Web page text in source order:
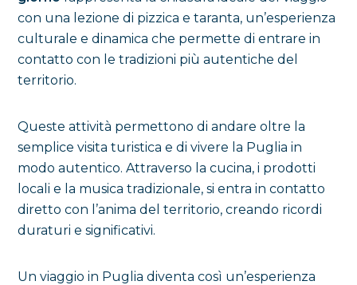
con una lezione di pizzica e taranta, un’esperienza
culturale e dinamica che permette di entrare in
contatto con le tradizioni più autentiche del
territorio.
Queste attività permettono di andare oltre la
semplice visita turistica e di vivere la Puglia in
modo autentico. Attraverso la cucina, i prodotti
locali e la musica tradizionale, si entra in contatto
diretto con l’anima del territorio, creando ricordi
duraturi e significativi.
Un viaggio in Puglia diventa così un’esperienza